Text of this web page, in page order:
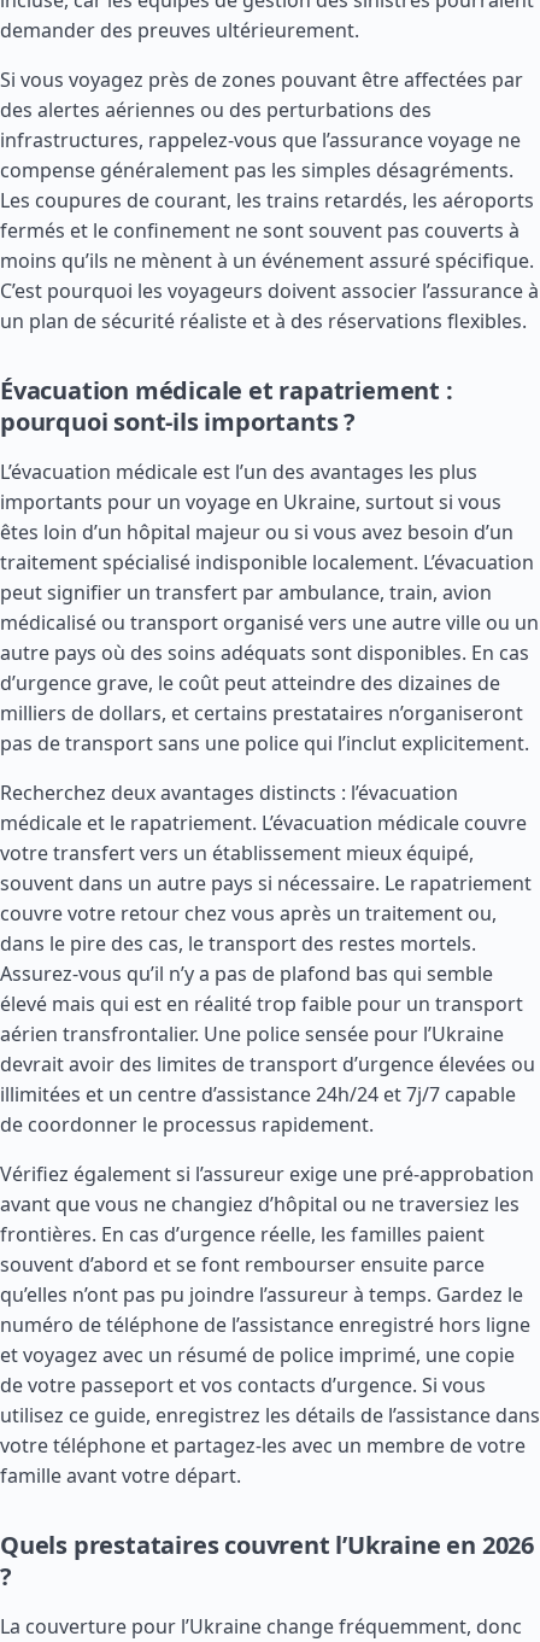
demander des preuves ultérieurement.
Si vous voyagez près de zones pouvant être affectées par
des alertes aériennes ou des perturbations des
infrastructures, rappelez-vous que l’assurance voyage ne
compense généralement pas les simples désagréments.
Les coupures de courant, les trains retardés, les aéroports
fermés et le confinement ne sont souvent pas couverts à
moins qu’ils ne mènent à un événement assuré spécifique.
C’est pourquoi les voyageurs doivent associer l’assurance à
un plan de sécurité réaliste et à des réservations flexibles.
Évacuation médicale et rapatriement :
pourquoi sont-ils importants ?
L’évacuation médicale est l’un des avantages les plus
importants pour un voyage en Ukraine, surtout si vous
êtes loin d’un hôpital majeur ou si vous avez besoin d’un
traitement spécialisé indisponible localement. L’évacuation
peut signifier un transfert par ambulance, train, avion
médicalisé ou transport organisé vers une autre ville ou un
autre pays où des soins adéquats sont disponibles. En cas
d’urgence grave, le coût peut atteindre des dizaines de
milliers de dollars, et certains prestataires n’organiseront
pas de transport sans une police qui l’inclut explicitement.
Recherchez deux avantages distincts : l’évacuation
médicale et le rapatriement. L’évacuation médicale couvre
votre transfert vers un établissement mieux équipé,
souvent dans un autre pays si nécessaire. Le rapatriement
couvre votre retour chez vous après un traitement ou,
dans le pire des cas, le transport des restes mortels.
Assurez-vous qu’il n’y a pas de plafond bas qui semble
élevé mais qui est en réalité trop faible pour un transport
aérien transfrontalier. Une police sensée pour l’Ukraine
devrait avoir des limites de transport d’urgence élevées ou
illimitées et un centre d’assistance 24h/24 et 7j/7 capable
de coordonner le processus rapidement.
Vérifiez également si l’assureur exige une pré-approbation
avant que vous ne changiez d’hôpital ou ne traversiez les
frontières. En cas d’urgence réelle, les familles paient
souvent d’abord et se font rembourser ensuite parce
qu’elles n’ont pas pu joindre l’assureur à temps. Gardez le
numéro de téléphone de l’assistance enregistré hors ligne
et voyagez avec un résumé de police imprimé, une copie
de votre passeport et vos contacts d’urgence. Si vous
utilisez ce guide, enregistrez les détails de l’assistance dans
votre téléphone et partagez-les avec un membre de votre
famille avant votre départ.
Quels prestataires couvrent l’Ukraine en 2026
?
La couverture pour l’Ukraine change fréquemment, donc